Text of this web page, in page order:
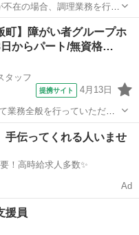
不在の場合、調理業務を行う
町】障がい者グループホ
からパート/無資格…
タッフ
提携サイト 4月13日
業務全般を行っていただき
手伝ってくれる人いませ
〜 / 登録不要！高時給求人多数✨
Ad
援員